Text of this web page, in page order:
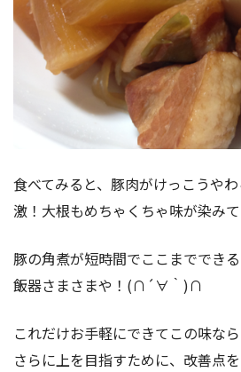
食べてみると、豚肉がけっこうや
激！大根もめちゃくちゃ味が染みて
豚の角煮が短時間でここまででき
飯器さまさまや！(∩´∀｀)∩
これだけお手軽にできてこの味な
さらに上を目指すために、改善点